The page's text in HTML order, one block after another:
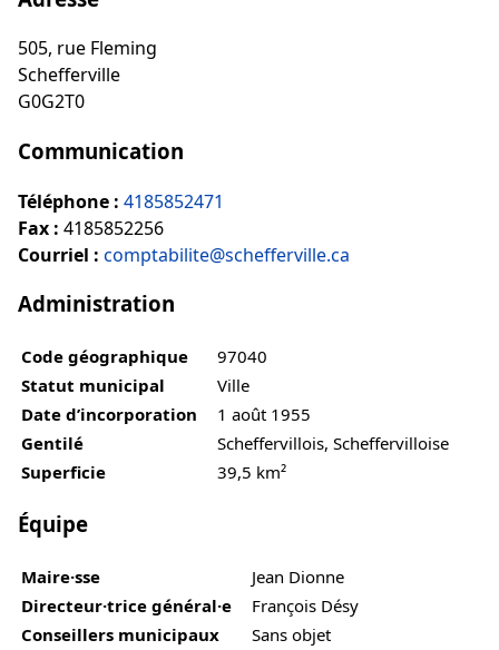
505, rue Fleming
Schefferville
G0G2T0
Communication
Téléphone : 4185852471
Fax : 4185852256
Courriel : comptabilite@schefferville.ca
Administration
Code géographique
97040
Statut municipal
Ville
Date d’incorporation
1 août 1955
Gentilé
Scheffervillois, Scheffervilloise
Superficie
39,5 km²
Équipe
Maire·sse
Jean Dionne
Directeur·trice général·e
François Désy
Conseillers municipaux
Sans objet